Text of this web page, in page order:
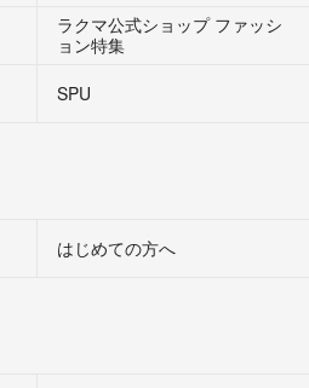
ラクマ公式ショップ ファッシ
ョン特集
SPU
はじめての方へ